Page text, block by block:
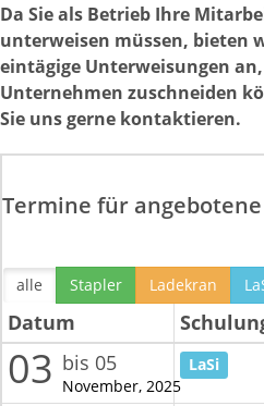
Da Sie als Betrieb Ihre
unterweisen müssen, bieten
eintägige Unterweisungen
Unternehmen zuschneiden
Sie uns gerne kontaktieren.
Termine für
alle Stapler Ladekran
Datum
03 bis 05
November, 2025
LaSi